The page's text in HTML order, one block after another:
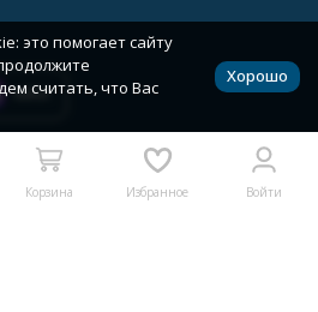
Корзина Избранное Войти
MAX
это помогает сайту
считать, что Вас
Хорошо